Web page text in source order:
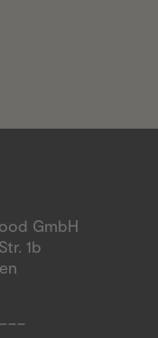
GmbH
1b